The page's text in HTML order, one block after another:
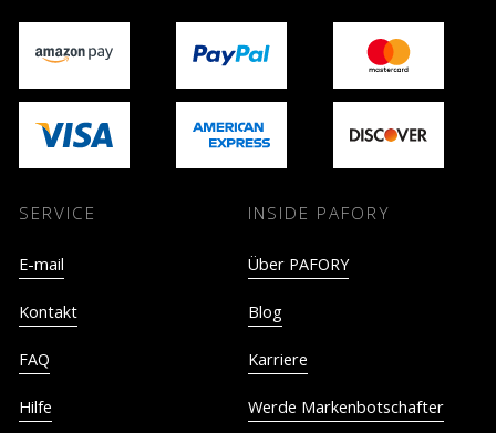
SERVICE
E-mail
Kontakt
FAQ
Hilfe
INSIDE PAFORY
Über PAFORY
Blog
Karriere
Werde Markenbotschafter